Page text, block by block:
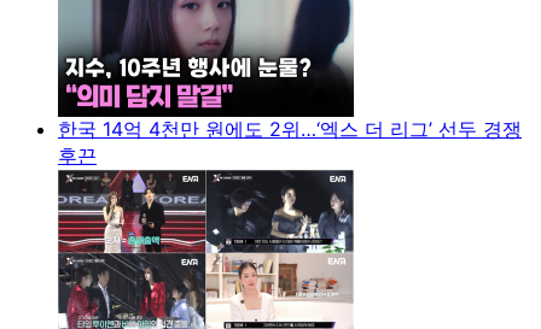
한국 14억 4천만 원에도 2위…‘엑스 더 리그’ 선두 경쟁
후끈